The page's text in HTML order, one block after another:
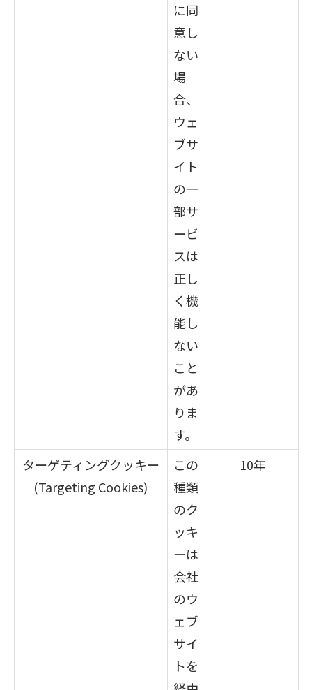
に同
意し
ない
場
合、
ウェ
ブサ
イト
の一
部サ
ービ
スは
正し
く機
能し
ない
こと
があ
りま
す。
ターゲティングクッキー
(Targeting Cookies)
この
種類
のク
ッキ
ーは
会社
のウ
ェブ
サイ
トを
10年